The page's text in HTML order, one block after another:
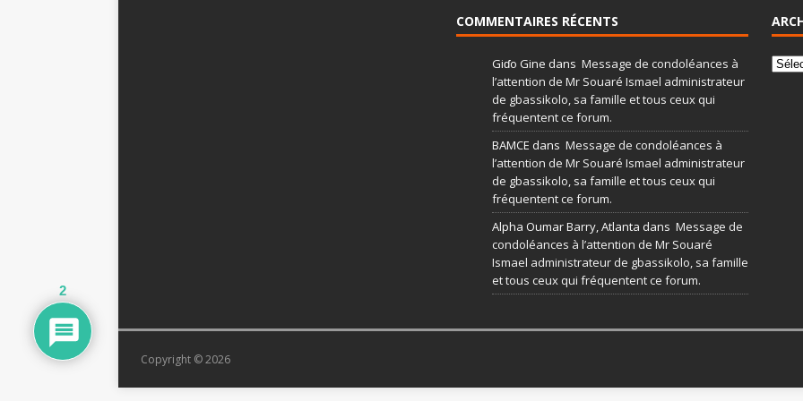
COMMENTAIRES RÉCENTS
Giɗo Gine dans Message de condoléances à
l’attention de Mr Souaré Ismael administrateur
de gbassikolo, sa famille et tous ceux qui
fréquentent ce forum.
BAMCE dans Message de condoléances à
l’attention de Mr Souaré Ismael administrateur
de gbassikolo, sa famille et tous ceux qui
fréquentent ce forum.
Alpha Oumar Barry, Atlanta dans Message de
condoléances à l’attention de Mr Souaré
Ismael administrateur de gbassikolo, sa famille
et tous ceux qui fréquentent ce forum.
Copyright © 2026
2